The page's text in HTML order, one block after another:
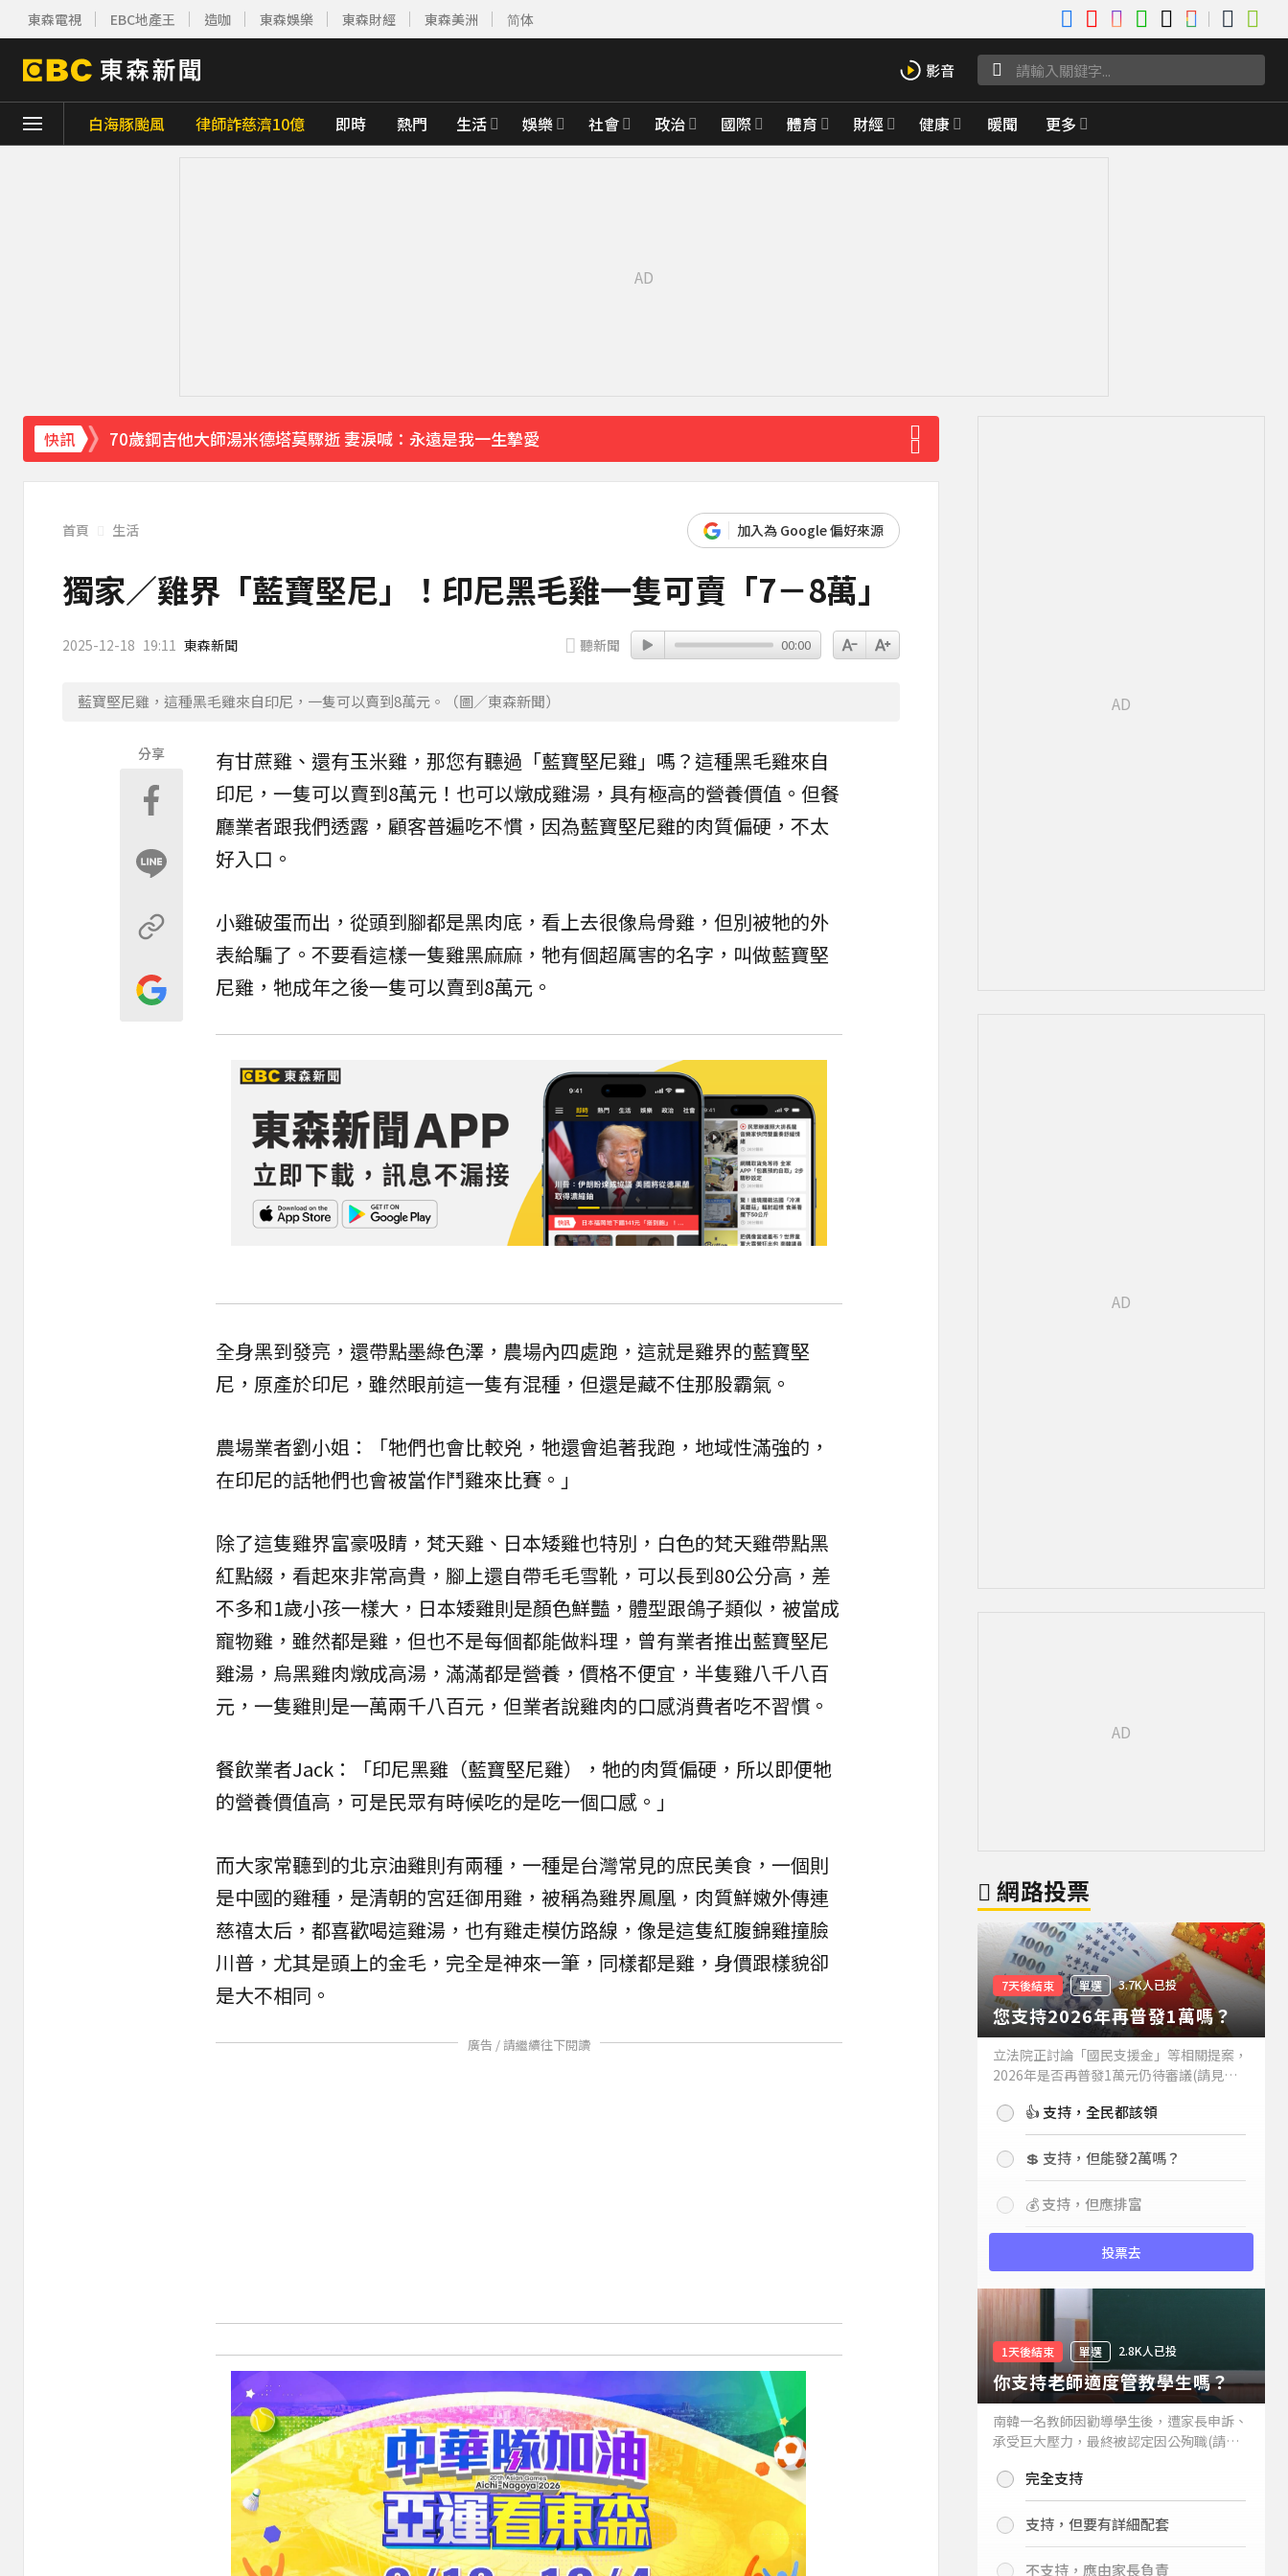
東森電視 EBC地產王 造咖 東森娛樂 東森財經 東森美洲 简体
白海豚颱風 律師詐慈濟10億 即時 熱門 生活 娛樂 社會 政治 國際 體育 財經 健康 暖聞 更多
快訊
70歲鋼吉他大師湯米德塔莫驟逝 妻淚喊：永遠是我一生摯愛
下載東森App，隨時掌握天下大小事！
破解無數養生迷思！林慶順教授「4月意外離世」女兒悲痛證實
首頁 生活 加入為 Google 偏好來源
獨家／雞界「藍寶堅尼」！印尼黑毛雞一隻可賣「7－8萬」
2025-12-18 19:11 東森新聞 聽新聞 00:00
藍寶堅尼雞，這種黑毛雞來自印尼，一隻可以賣到8萬元。（圖／東森新聞）
分享 有甘蔗雞 、還有玉米雞，那您有聽過「藍寶堅尼雞」嗎？這種黑毛雞來自
印尼 ，一隻可以賣到8萬元！也可以燉成雞湯 ，具有極高的營養價值。但餐
廳業者跟我們透露，顧客普遍吃不慣，因為藍寶堅尼雞的肉質偏硬，不太
好入口。
小雞破蛋而出，從頭到腳都是黑肉底，看上去很像烏骨雞，但別被牠的外
表給騙了。不要看這樣一隻雞黑麻麻，牠有個超厲害的名字，叫做藍寶堅
尼雞，牠成年之後一隻可以賣到8萬元。
全身黑到發亮，還帶點墨綠色澤，農場內四處跑，這就是雞界的藍寶堅
尼，原產於印尼，雖然眼前這一隻有混種，但還是藏不住那股霸氣。
農場業者劉小姐：「牠們也會比較兇，牠還會追著我跑，地域性滿強的，
在印尼的話牠們也會被當作鬥雞來比賽。」
除了這隻雞界富豪吸睛，梵天雞、日本矮雞也特別，白色的梵天雞帶點黑
紅點綴，看起來非常高貴，腳上還自帶毛毛雪靴，可以長到80公分高，差
不多和1歲小孩一樣大，日本矮雞則是顏色鮮豔，體型跟鴿子類似，被當成
寵物雞，雖然都是雞，但也不是每個都能做料理，曾有業者推出藍寶堅尼
雞湯，烏黑雞肉燉成高湯，滿滿都是營養，價格不便宜，半隻雞八千八百
元，一隻雞則是一萬兩千八百元，但業者說雞肉的口感消費者吃不習慣。
餐飲業者Jack：「印尼黑雞（藍寶堅尼雞），牠的肉質偏硬，所以即便牠
的營養價值高，可是民眾有時候吃的是吃一個口感。」
而大家常聽到的北京油雞則有兩種，一種是台灣常見的庶民美食，一個則
是中國的雞種，是清朝的宮廷御用雞，被稱為雞界鳳凰，肉質鮮嫩外傳連
慈禧太后，都喜歡喝這雞湯，也有雞走模仿路線，像是這隻紅腹錦雞撞臉
川普，尤其是頭上的金毛，完全是神來一筆，同樣都是雞，身價跟樣貌卻
是大不相同。
廣告 / 請繼續往下閱讀
網路投票
7天後結束 單選 3.7K人已投
您支持2026年再普發1萬嗎？
立法院正討論「國民支援金」等相關提案，
2026年是否再普發1萬元仍待審議(請見下
持嗎？👍 支持，全民都該領
💲 支持，但能發2萬嗎？
💰 支持，但應排富
投票去
1天後結束 單選 2.8K人已投
你支持老師適度管教學生嗎？
南韓一名教師因勸導學生後，遭家長申訴、
承受巨大壓力，最終被認定因公殉職(請見
你支持老師適度管教學生嗎？
完全支持
支持，但要有詳細配套
不支持，應由家長負責